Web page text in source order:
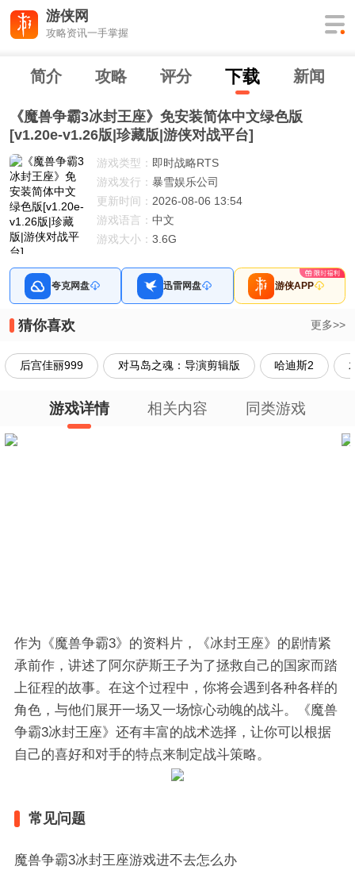
游侠网
攻略资讯一手掌握
简介 攻略 评分 下载 新闻
《魔兽争霸3冰封王座》免安装简体中文绿色版
[v1.20e-v1.26版|珍藏版|游侠对战平台]
游戏类型： 即时战略RTS
游戏发行： 暴雪娱乐公司
更新时间： 2026-08-06 13:54
游戏语言： 中文
游戏大小： 3.6G
夸克网盘 迅雷网盘 游侠APP
猜你喜欢 更多>>
后宫佳丽999 对马岛之魂：导演剪辑版 哈迪斯2
游戏详情 相关内容 同类游戏
作为《魔兽争霸3》的资料片，《冰封王座》的剧情紧
承前作，讲述了阿尔萨斯王子为了拯救自己的国家而踏
上征程的故事。在这个过程中，你将会遇到各种各样的
角色，与他们展开一场又一场惊心动魄的战斗。《魔兽
争霸3冰封王座》还有丰富的战术选择，让你可以根据
自己的喜好和对手的特点来制定战斗策略。
常见问题
魔兽争霸3冰封王座游戏进不去怎么办